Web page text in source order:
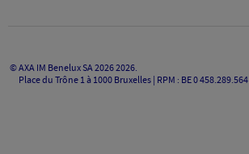
©AXA IM Benelux SA 20262026.
Place du Trône 1 à 1000 Bruxelles | RPM : BE 0 458.289.564